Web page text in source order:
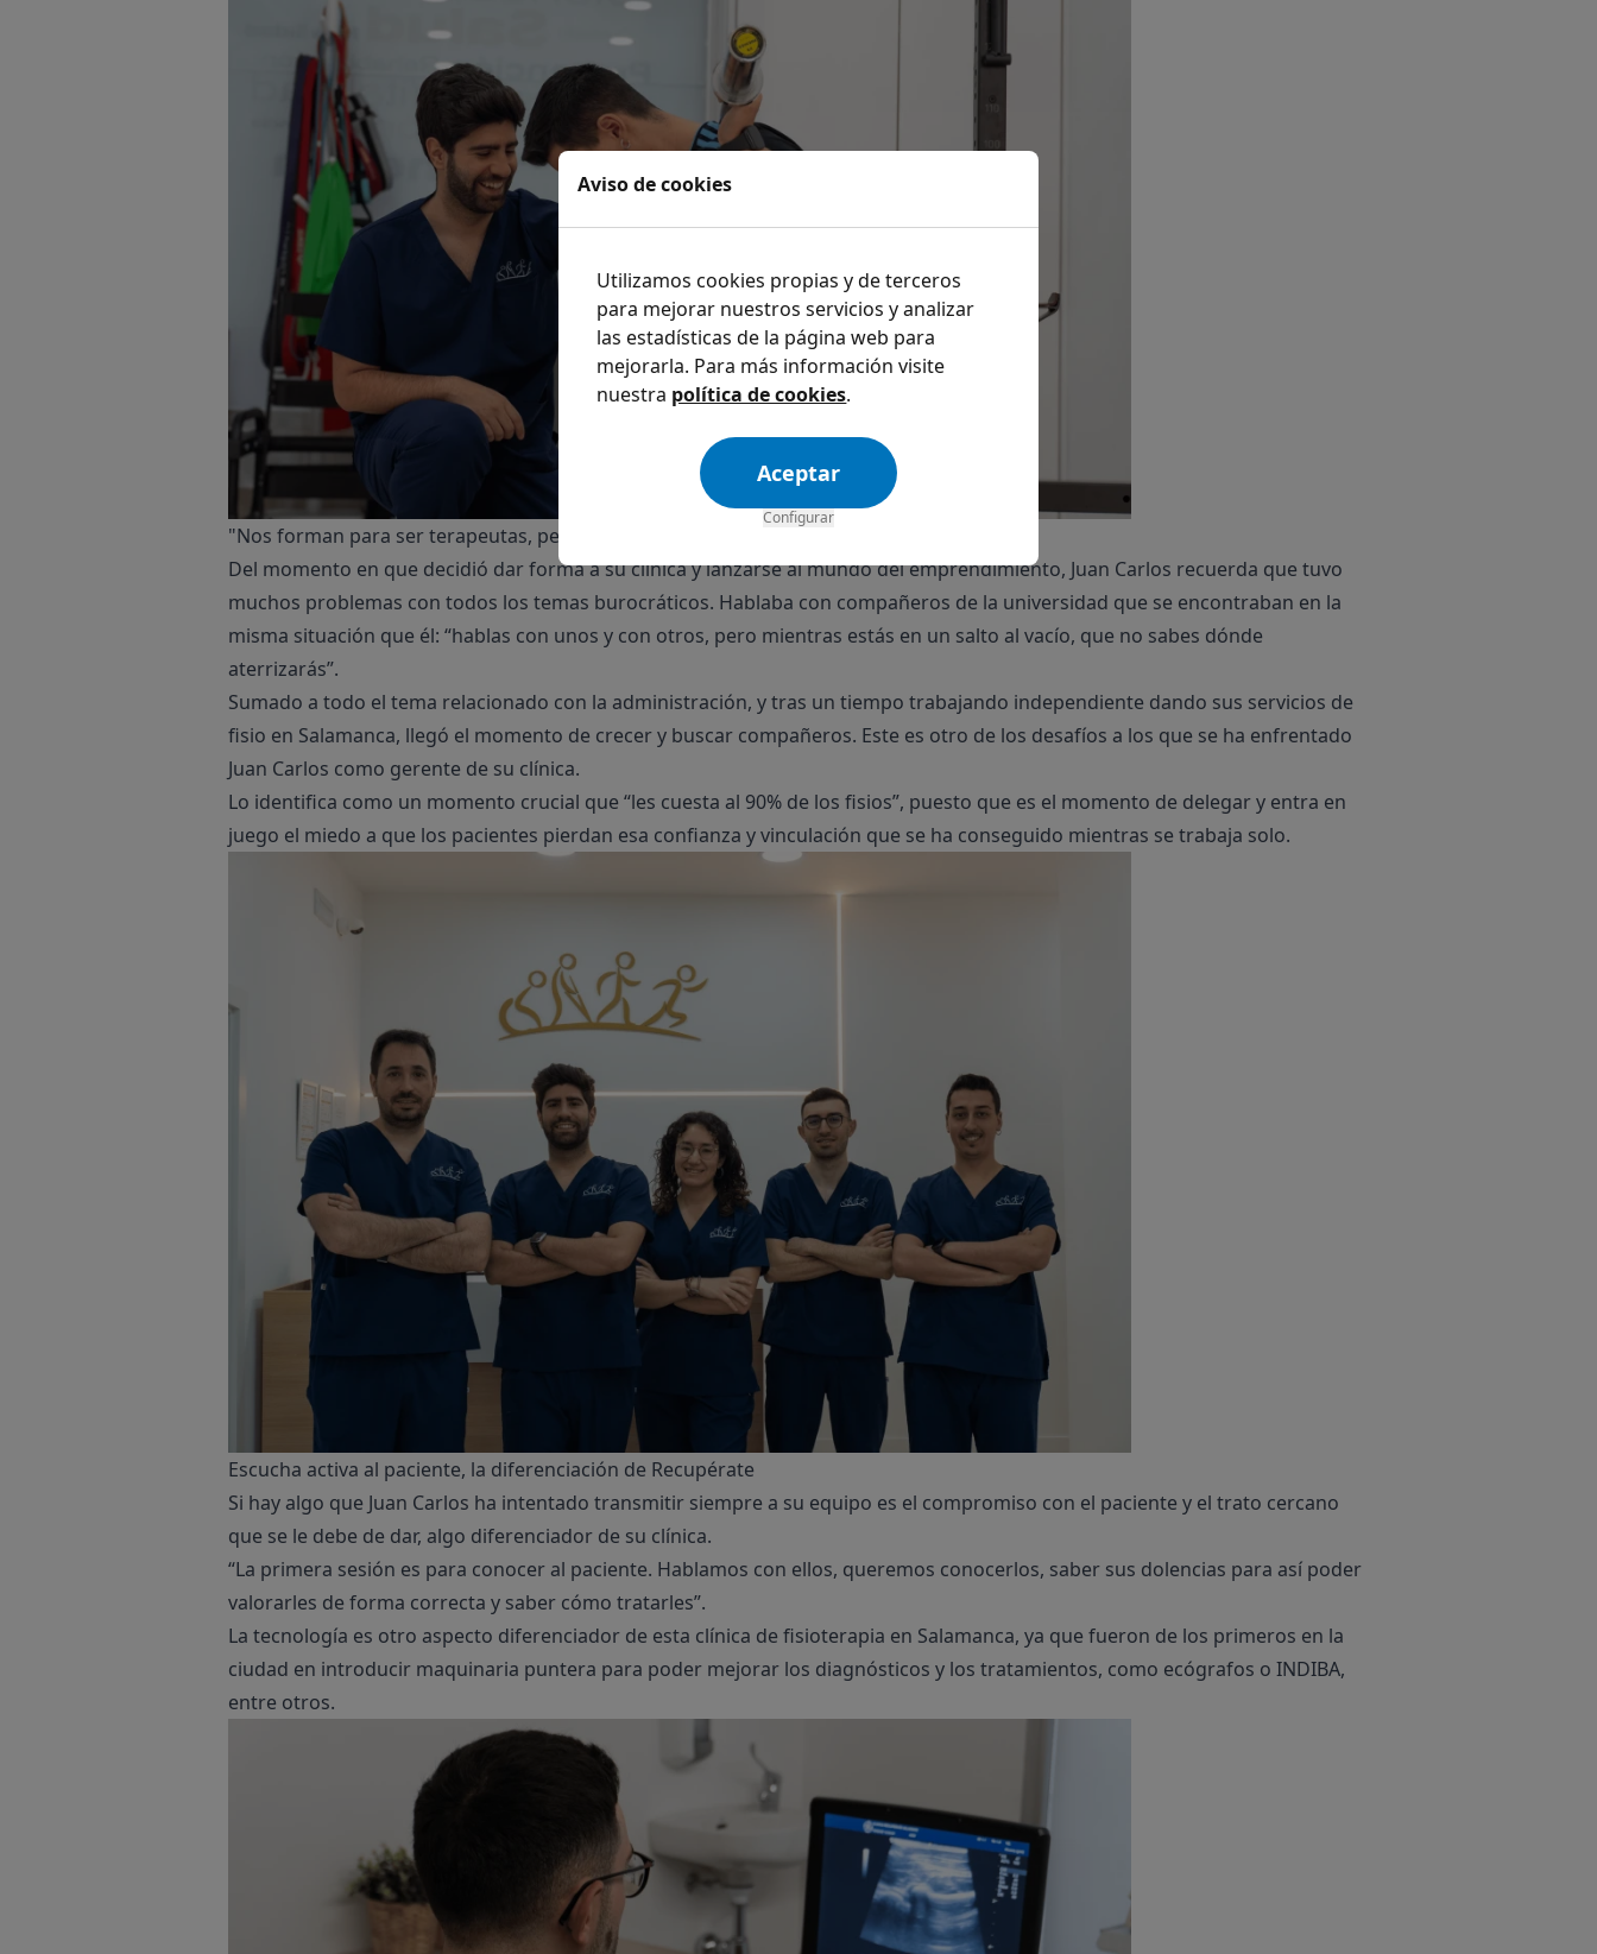
"Nos forman para ser terapeutas, pero no para dirigir un negocio”
Del momento en que decidió dar forma a su clínica y lanzarse al mundo del emprendimiento, Juan Carlos recuerda que tuvo
muchos problemas con todos los temas burocráticos. Hablaba con compañeros de la universidad que se encontraban en la
misma situación que él: “hablas con unos y con otros, pero mientras estás en un salto al vacío, que no sabes dónde
aterrizarás”.
Sumado a todo el tema relacionado con la administración, y tras un tiempo trabajando independiente dando sus servicios de
fisio en Salamanca, llegó el momento de crecer y buscar compañeros. Este es otro de los desafíos a los que se ha enfrentado
Juan Carlos como gerente de su clínica.
Lo identifica como un momento crucial que “les cuesta al 90% de los fisios”, puesto que es el momento de delegar y entra en
juego el miedo a que los pacientes pierdan esa confianza y vinculación que se ha conseguido mientras se trabaja solo.
Escucha activa al paciente, la diferenciación de Recupérate
Si hay algo que Juan Carlos ha intentado transmitir siempre a su equipo es el compromiso con el paciente y el trato cercano
que se le debe de dar, algo diferenciador de su clínica.
“La primera sesión es para conocer al paciente. Hablamos con ellos, queremos conocerlos, saber sus dolencias para así poder
valorarles de forma correcta y saber cómo tratarles”.
La tecnología es otro aspecto diferenciador de esta clínica de fisioterapia en Salamanca, ya que fueron de los primeros en la
ciudad en introducir maquinaria puntera para poder mejorar los diagnósticos y los tratamientos, como ecógrafos o INDIBA,
entre otros.
Aviso de cookies
Utilizamos cookies propias y de terceros
para mejorar nuestros servicios y analizar
las estadísticas de la página web para
mejorarla. Para más información visite
nuestra política de cookies.
Aceptar
Configurar